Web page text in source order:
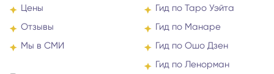
Цены
Отзывы
Мы в СМИ
Гид по Таро Уэйта
Гид по Манаре
Гид по Ошо Дзен
Гид по Ленорман